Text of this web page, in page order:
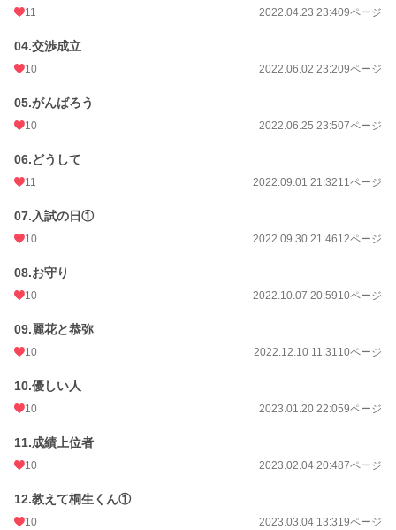
11 2022.04.23 23:409ページ
04.交渉成立
10 2022.06.02 23:209ページ
05.がんばろう
10 2022.06.25 23:507ページ
06.どうして
11 2022.09.01 21:3211ページ
07.入試の日①
10 2022.09.30 21:4612ページ
08.お守り
10 2022.10.07 20:5910ページ
09.麗花と恭弥
10 2022.12.10 11:3110ページ
10.優しい人
10 2023.01.20 22:059ページ
11.成績上位者
10 2023.02.04 20:487ページ
12.教えて桐生くん①
10 2023.03.04 13:319ページ